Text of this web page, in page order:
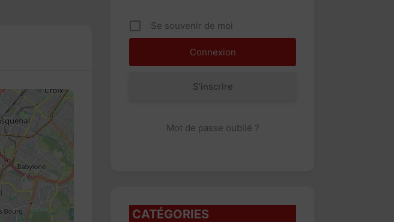
Se souvenir de moi
S’inscrire
Mot de passe oublié ?
CATÉGORIES